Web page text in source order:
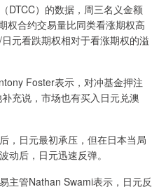
）的数据，周三名义金额
权合约交易量比同类看涨期权高
元看跌期权相对于看涨期权的溢
Foster表示，对冲基金押注
充说，市场也有买入日元兑澳
日元最初承压，但在日本当局
动后，日元迅速反弹。
管Nathan Swami表示，日元反